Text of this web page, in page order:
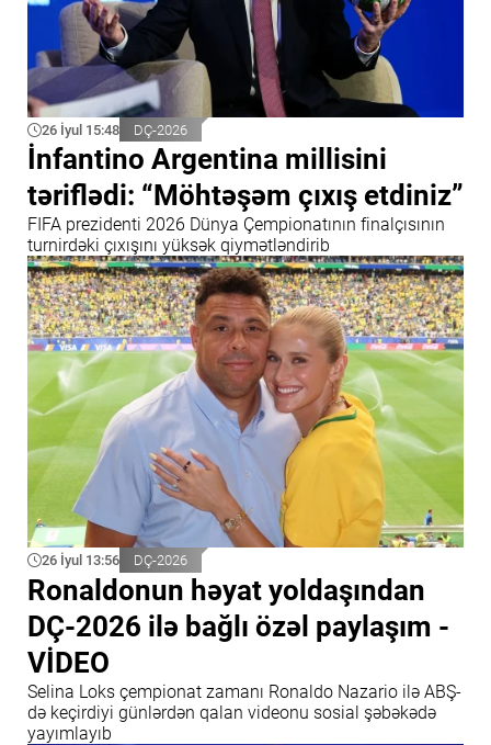
26 İyul 15:48 DÇ-2026
İnfantino Argentina millisini
təriflədi: “Möhtəşəm çıxış etdiniz”
FIFA prezidenti 2026 Dünya Çempionatının finalçısının
turnirdəki çıxışını yüksək qiymətləndirib
26 İyul 13:56 DÇ-2026
Ronaldonun həyat yoldaşından
DÇ-2026 ilə bağlı özəl paylaşım -
VİDEO
Selina Loks çempionat zamanı Ronaldo Nazario ilə ABŞ-
də keçirdiyi günlərdən qalan videonu sosial şəbəkədə
yayımlayıb